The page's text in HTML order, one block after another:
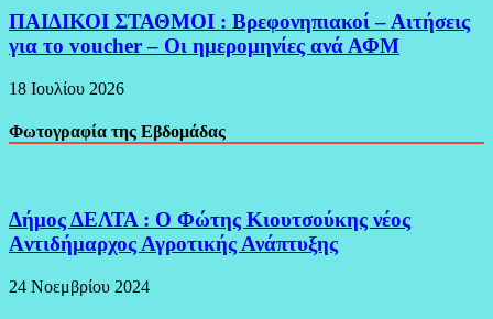
ΠΑΙΔΙΚΟΙ ΣΤΑΘΜΟΙ : Βρεφονηπιακοί – Αιτήσεις
για το voucher – Οι ημερομηνίες ανά ΑΦΜ
18 Ιουλίου 2026
Φωτογραφία της Εβδομάδας
Δήμος ΔΕΛΤΑ : Ο Φώτης Κιουτσούκης νέος
Aντιδήμαρχος Αγροτικής Ανάπτυξης
24 Νοεμβρίου 2024